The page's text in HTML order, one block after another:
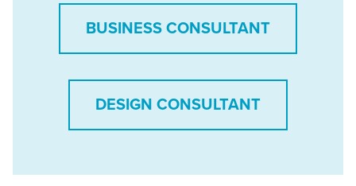
BUSINESS CONSULTANT
DESIGN CONSULTANT